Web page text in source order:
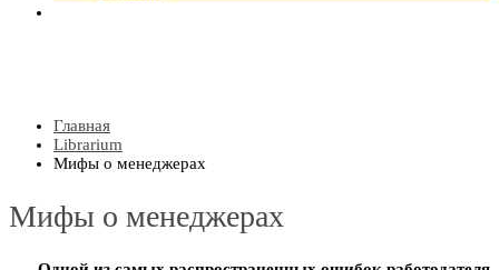
Главная
Librarium
Мифы о менеджерах
Мифы о менеджерах